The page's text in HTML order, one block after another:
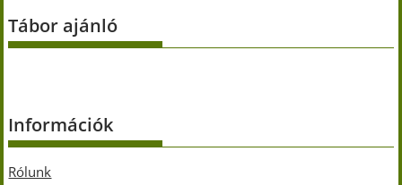
Tábor ajánló
Információk
Rólunk